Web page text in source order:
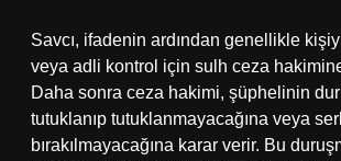
Savcı, ifadenin ardından genellikle
veya adli kontrol için sulh ceza
Daha sonra ceza hakimi, şüphelinin
tutuklanıp tutuklanmayacağına veya
bırakılmayacağına karar verir. Bu